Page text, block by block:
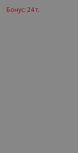
Бонус: 24 т.